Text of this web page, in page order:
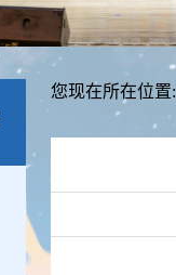
您现在所在位置: